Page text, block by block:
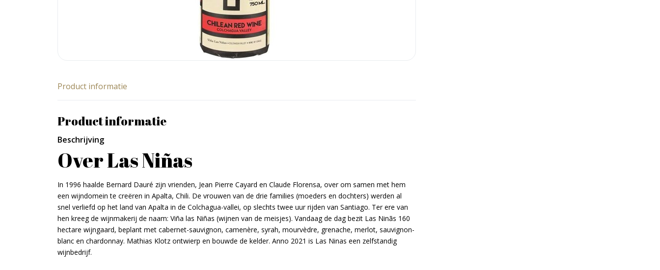
Product informatie
Product informatie
Beschrijving
Over Las Niñas
In 1996 haalde Bernard Dauré zijn vrienden, Jean Pierre Cayard en Claude Florensa, over om samen met hem
een wijndomein te creëren in Apalta, Chili. De vrouwen van de drie families (moeders en dochters) werden al
snel verliefd op het land van Apalta in de Colchagua-vallei, op slechts twee uur rijden van Santiago. Ter ere van
hen kreeg de wijnmakerij de naam: Viña las Niñas (wijnen van de meisjes). Vandaag de dag bezit Las Ninãs 160
hectare wijngaard, beplant met cabernet-sauvignon, camenère, syrah, mourvèdre, grenache, merlot, sauvignon-
blanc en chardonnay. Mathias Klotz ontwierp en bouwde de kelder. Anno 2021 is Las Ninas een zelfstandig
wijnbedrijf.